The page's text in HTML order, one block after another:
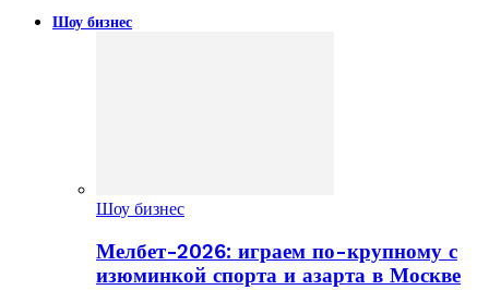
Шоу бизнес
Шоу бизнес
Мелбет-2026: играем по-крупному с
изюминкой спорта и азарта в Москве